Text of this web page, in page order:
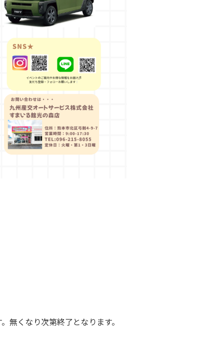
くなり次第終了となります。